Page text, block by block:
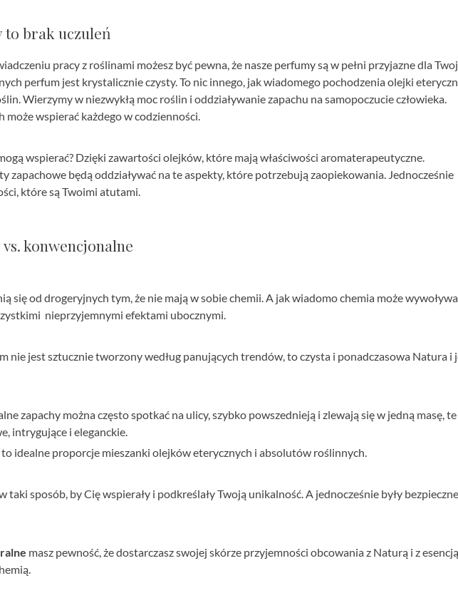
brak uczuleń
pracy z roślinami możesz być pewna, że nasze perfumy są w pełni przyjazne dla
perfum jest krystalicznie czysty. To nic innego, jak wiadomego pochodzenia olejki
Wierzymy w niezwykłą moc roślin i oddziaływanie zapachu na samopoczucie człowieka.
może wspierać każdego w codzienności.
wspierać? Dzięki zawartości olejków, które mają właściwości aromaterapeutyczne.
zapachowe będą oddziaływać na te aspekty, które potrzebują zaopiekowania. Jednocześnie
które są Twoimi atutami.
konwencjonalne
się od drogeryjnych tym, że nie mają w sobie chemii. A jak wiadomo chemia może
nieprzyjemnymi efektami ubocznymi.
nie jest sztucznie tworzony według panujących trendów, to czysta i ponadczasowa Natura i
zapachy można często spotkać na ulicy, szybko powszednieją i zlewają się w jedną masę, te
intrygujące i eleganckie.
idealne proporcje mieszanki olejków eterycznych i absolutów roślinnych.
taki sposób, by Cię wspierały i podkreślały Twoją unikalność. A jednocześnie były
masz pewność, że dostarczasz swojej skórze przyjemności obcowania z Naturą i z esencją